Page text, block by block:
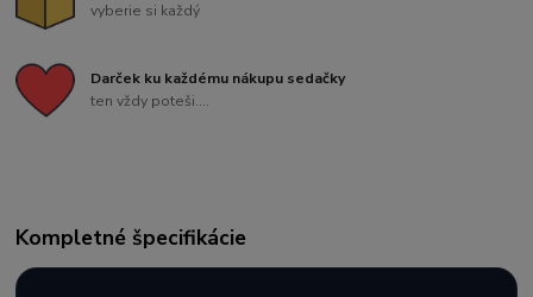
vyberie si každý
Darček ku každému nákupu sedačky
ten vždy poteši....
Kompletné špecifikácie